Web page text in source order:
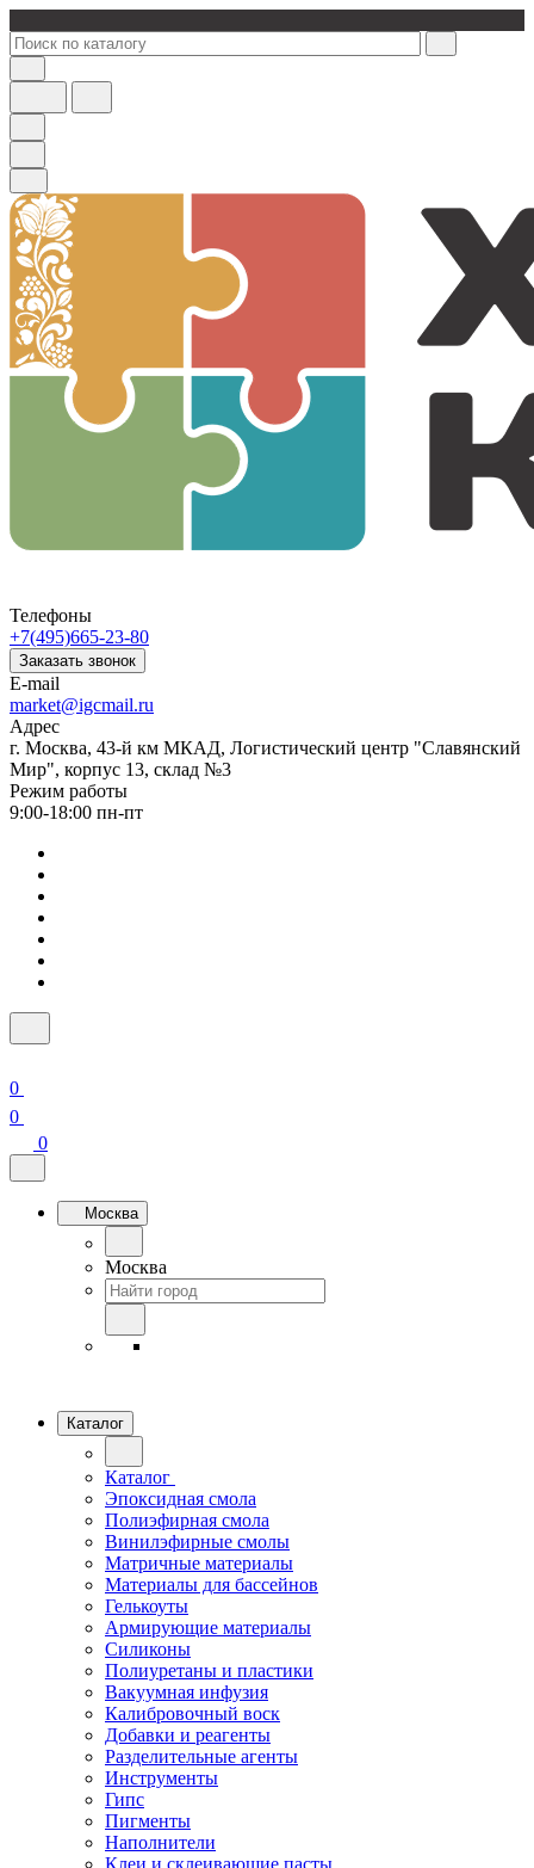
Телефоны
+7(495)665-23-80
Заказать звонок
E-mail
market@igcmail.ru
Адрес
г. Москва, 43-й км МКАД, Логистический центр "Славянский
Мир", корпус 13, склад №3
Режим работы
9:00-18:00 пн-пт
0
0
0
Москва
Москва
Каталог
Каталог
Эпоксидная смола
Полиэфирная смола
Винилэфирные смолы
Матричные материалы
Материалы для бассейнов
Гелькоуты
Армирующие материалы
Силиконы
Полиуретаны и пластики
Вакуумная инфузия
Калибровочный воск
Добавки и реагенты
Разделительные агенты
Инструменты
Гипс
Пигменты
Наполнители
Клеи и склеивающие пасты